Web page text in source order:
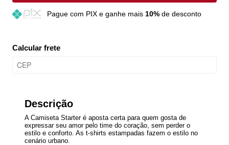
Pague com PIX e ganhe mais 10%de desconto
Calcular frete
Descrição
A Camiseta Starter é aposta certa para quem gosta de
expressar seu amor pelo time do coração, sem perder o
estilo e conforto. As t-shirts estampadas fazem o estilo no
cenário urbano.